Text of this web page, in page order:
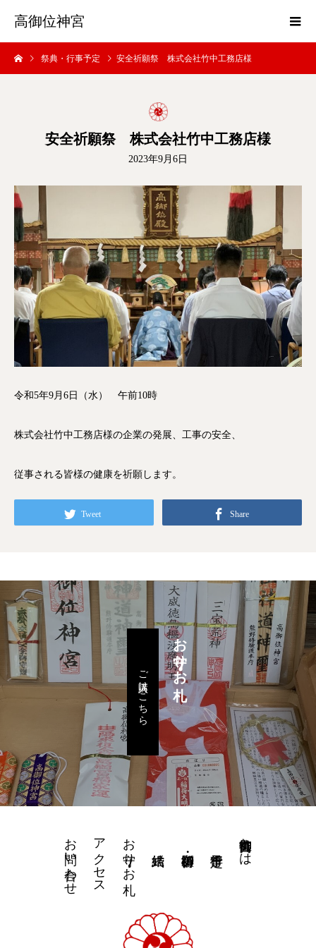
高御位神宮
祭典・行事予定 安全祈願祭 株式会社竹中工務店様
安全祈願祭 株式会社竹中工務店様
2023年9月6日
令和5年9月6日（水） 午前10時
株式会社竹中工務店様の企業の発展、工事の安全、
従事される皆様の健康を祈願します。
Tweet Share
お守り・お札
ご購入はこちら
高御位神宮とは
お守り・お札
アクセス
お問い合わせ